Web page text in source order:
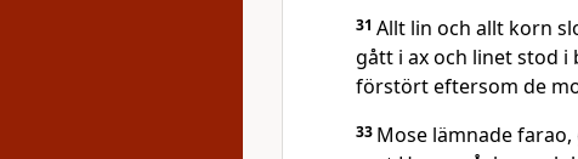
31 Allt lin och allt korn
gått i ax och linet stod i
förstört eftersom de
33 Mose lämnade